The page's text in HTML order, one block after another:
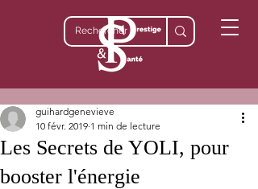
Les Secrets de YOLI, pour
booster l'énergie
guihardgenevieve
10 févr. 2019 1 min de lecture